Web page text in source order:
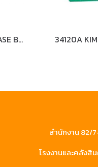
33352 WYPALL OIL/GREASE BRAG Box Blue Wipers
สำนักงาน 82/
โรงงานและคลังสิ